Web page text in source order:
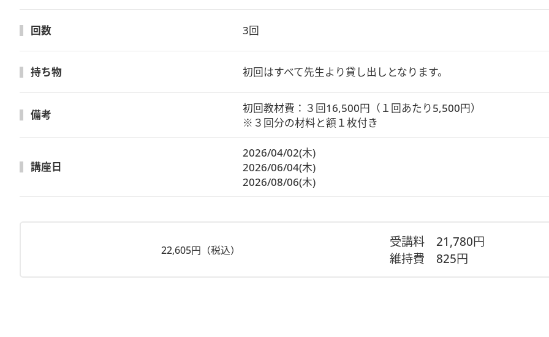
回数 3回
持ち物 初回はすべて先生より貸し出しとなります。
備考
初回教材費：３回16,500円（１回あたり5,500円）
※３回分の材料と額１枚付き
講座日
2026/04/02(木)
2026/06/04(木)
2026/08/06(木)
22,605円（税込）
受講料 21,780円
維持費 825円